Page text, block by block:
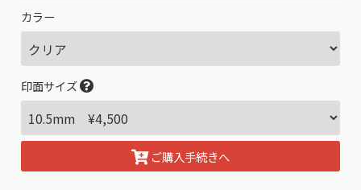
カラー
印面サイズ
ご購入手続きへ